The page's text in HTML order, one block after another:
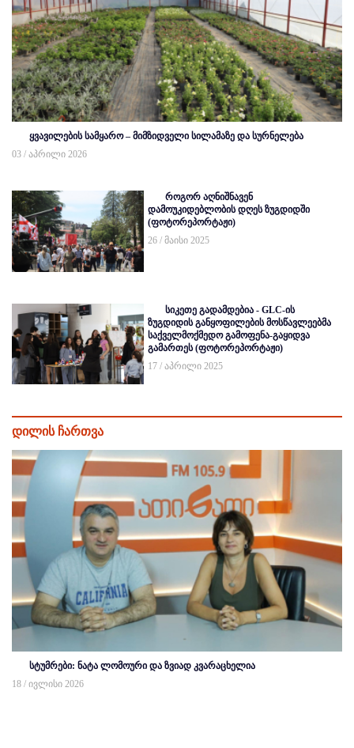
ყვავილების სამყარო – მიმზიდველი სილამაზე და სურნელება
03 / აპრილი 2026
როგორ აღნიშნავენ
დამოუკიდებლობის დღეს ზუგდიდში
(ფოტორეპორტაჟი)
26 / მაისი 2025
სიკეთე გადამდებია - GLC-ის
ზუგდიდის განყოფილების მოსწავლეებმა
საქველმოქმედო გამოფენა-გაყიდვა
გამართეს (ფოტორეპორტაჟი)
17 / აპრილი 2025
დილის ჩართვა
სტუმრები: ნატა ლომოური და ზვიად კვარაცხელია
18 / ივლისი 2026